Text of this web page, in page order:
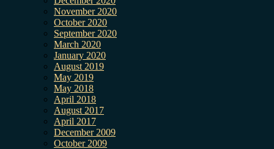
November 2020
October 2020
September 2020
March 2020
January 2020
August 2019
May 2019
May 2018
April 2018
August 2017
April 2017
December 2009
October 2009